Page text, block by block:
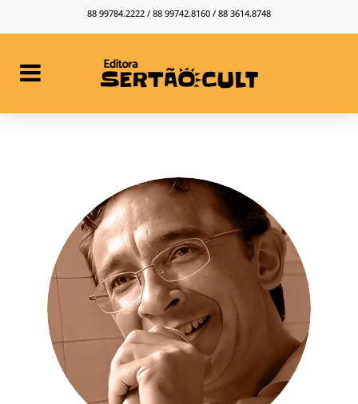
88 99784.2222 / 88 99742.8160 / 88 3614.8748